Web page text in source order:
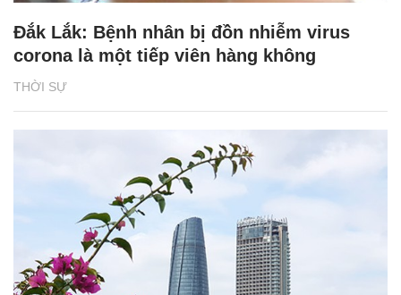
THỜI SỰ
Đắk Lắk: Bệnh nhân bị đồn nhiễm virus
corona là một tiếp viên hàng không